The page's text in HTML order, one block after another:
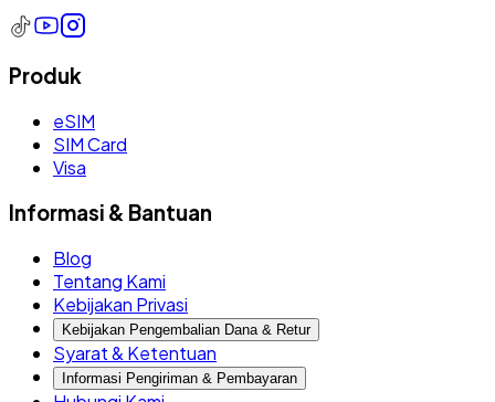
Produk
eSIM
SIM Card
Visa
Informasi & Bantuan
Blog
Tentang Kami
Kebijakan Privasi
Kebijakan Pengembalian Dana & Retur
Syarat & Ketentuan
Informasi Pengiriman & Pembayaran